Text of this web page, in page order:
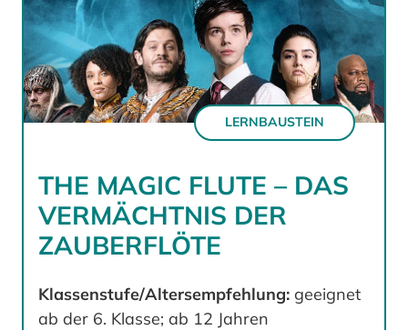
LERNBAUSTEIN
THE MAGIC FLUTE – DAS
VERMÄCHTNIS DER
ZAUBERFLÖTE
Klassenstufe/Altersempfehlung: geeignet
ab der 6. Klasse; ab 12 Jahren